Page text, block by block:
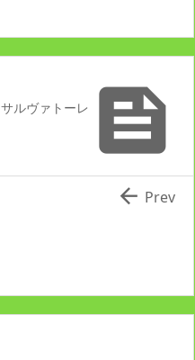

サルヴァトーレ
 Prev